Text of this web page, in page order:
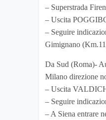
– Superstrada
– Uscita
– Seguire
Gimignano
Da Sud (Roma)-
Milano direzione
– Uscita
– Seguire
– A Siena entrare